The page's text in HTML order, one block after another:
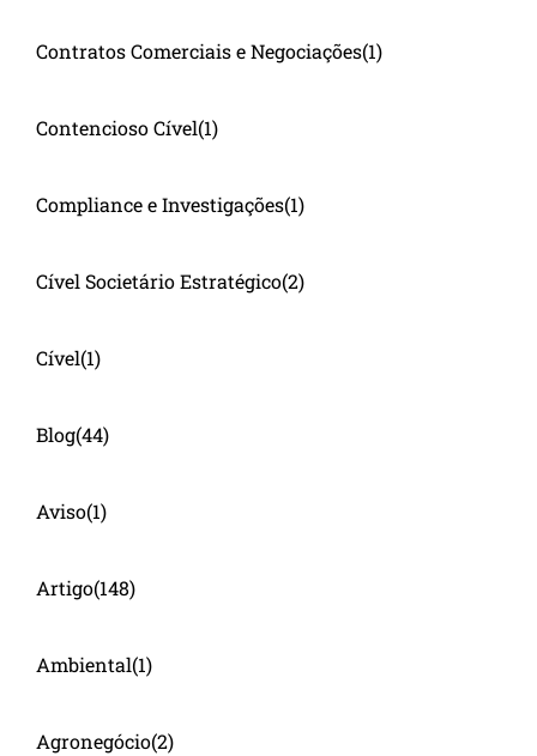
Contratos Comerciais e Negociações(1)
Contencioso Cível(1)
Compliance e Investigações(1)
Cível Societário Estratégico(2)
Cível(1)
Blog(44)
Aviso(1)
Artigo(148)
Ambiental(1)
Agronegócio(2)